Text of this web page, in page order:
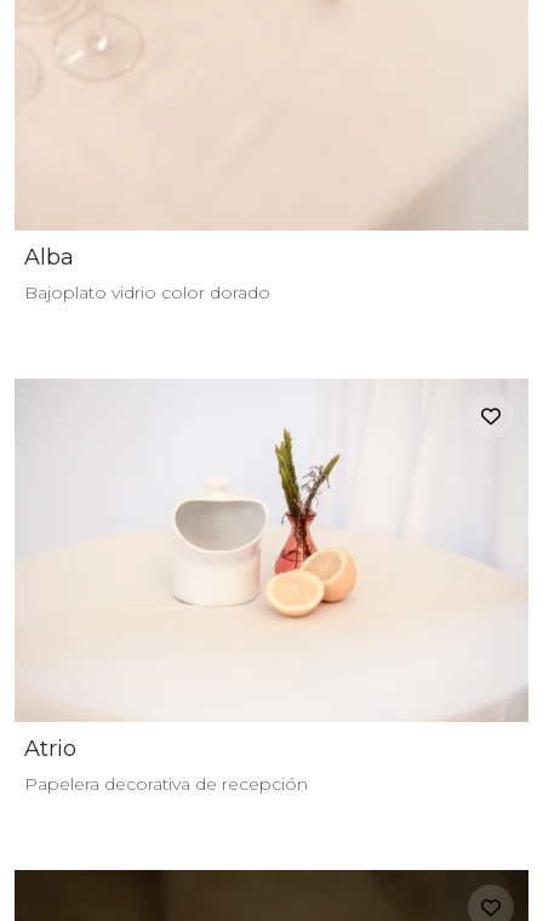
Alba
Bajoplato vidrio color dorado
Atrio
Papelera decorativa de recepción